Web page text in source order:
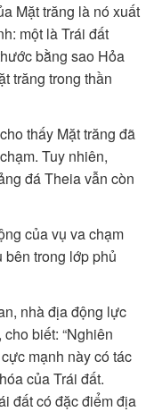
Mặt trăng là nó xuất
một là Trái đất
bằng sao Hỏa
trăng trong thần
thấy Mặt trăng đã
Tuy nhiên,
đá Theia vẫn còn
của vụ va chạm
trong lớp phủ
nhà địa động lực
biết: “Nghiên
mạnh này có tác
của Trái đất.
đất có đặc điểm địa